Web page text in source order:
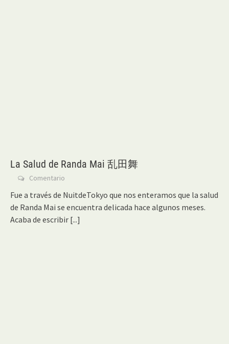
La Salud de Randa Mai 乱田舞
Comentario
Fue a través de NuitdeTokyo que nos enteramos que la salud
de Randa Mai se encuentra delicada hace algunos meses.
Acaba de escribir [...]